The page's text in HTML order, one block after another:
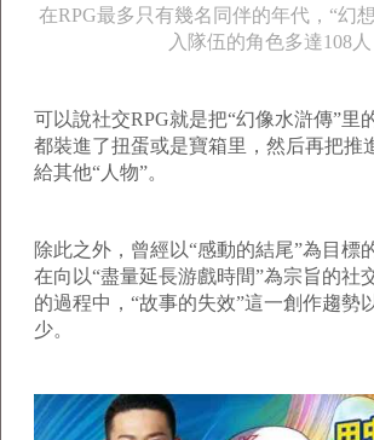
在RPG最多只有幾名同伴的年代，“幻
入隊伍的角色多達108人
可以說社交RPG就是把“幻像水滸傳”里
都裝進了扭蛋或是寶箱里，然后再把推
給其他“人物”。
除此之外，曾經以“感動的結尾”為目標
在向以“盡量延長游戲時間”為宗旨的社
的過程中，“故事的失效”這一創作趨勢
少。